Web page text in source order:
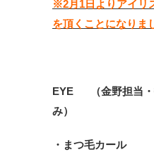
※2月1日よりアイリ
を頂くことになりま
EYE （金野担当・
み）
・まつ毛カール